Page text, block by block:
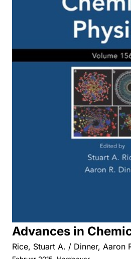
Advances in
Rice, Stuart A. / Dinner, Aaron